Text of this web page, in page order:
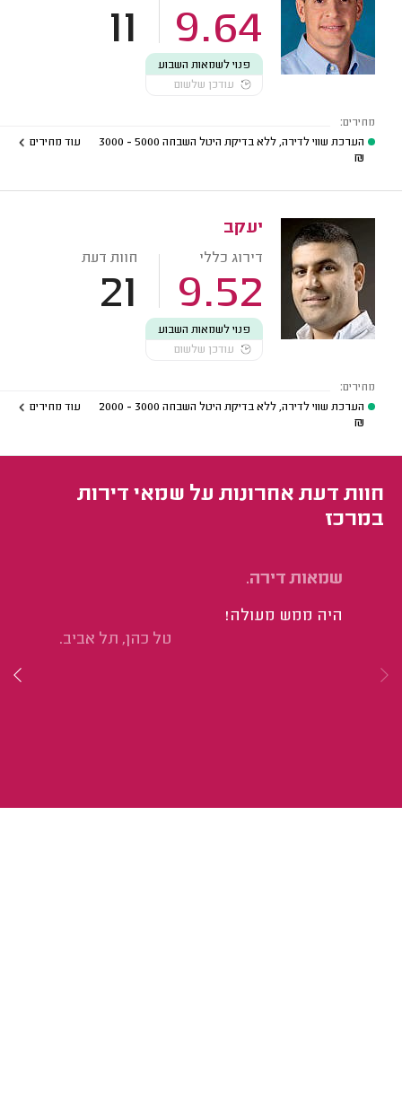
9.64
11
פנוי לשמאות השבוע
עודכן שלשום
מחירים:
הערכת שווי לדירה, ללא בדיקת היטל השבחה 5000 - 3000
₪
עוד מחירים
יעקב
דירוג כללי
9.52
חוות דעת
21
פנוי לשמאות השבוע
עודכן שלשום
מחירים:
הערכת שווי לדירה, ללא בדיקת היטל השבחה 3000 - 2000
₪
עוד מחירים
חוות דעת אחרונות על שמאי דירות
במרכז
שמאות דירה.
היה ממש מעולה!
טל כהן, תל אביב.